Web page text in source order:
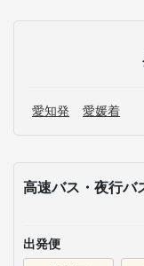
愛知発 愛媛着
高速バス・夜行バ
出発便